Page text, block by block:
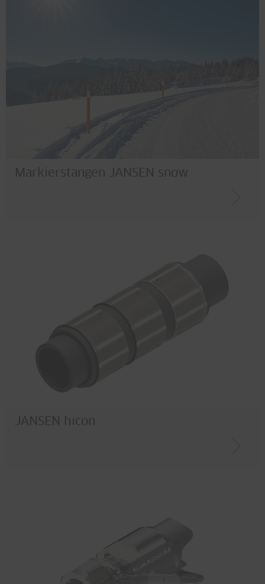
Markierstangen JANSEN snow
JANSEN hicon